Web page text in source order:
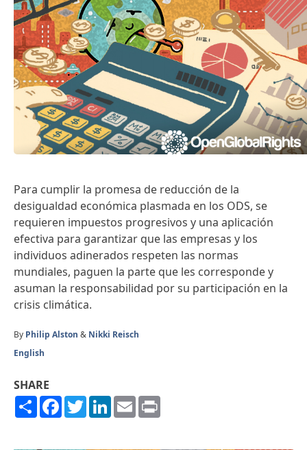
Para cumplir la promesa de reducción de la
desigualdad económica plasmada en los ODS, se
requieren impuestos progresivos y una aplicación
efectiva para garantizar que las empresas y los
individuos adinerados respeten las normas
mundiales, paguen la parte que les corresponde y
asuman la responsabilidad por su participación en la
crisis climática.
By Philip Alston & Nikki Reisch
English
SHARE
ShareFacebook
TwitterLinkedIn
Email